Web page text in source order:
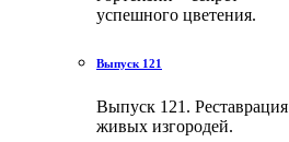
успешного цветения.
Выпуск 121
Выпуск 121. Реставрация
живых изгородей.